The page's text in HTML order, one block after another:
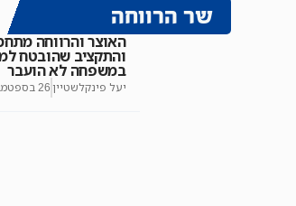
שר הרווחה
האוצר והרווחה
והתקציב שהובטח
במשפחה לא הועבר
יעל פינקלשטיין 26 בספטמבר 2020